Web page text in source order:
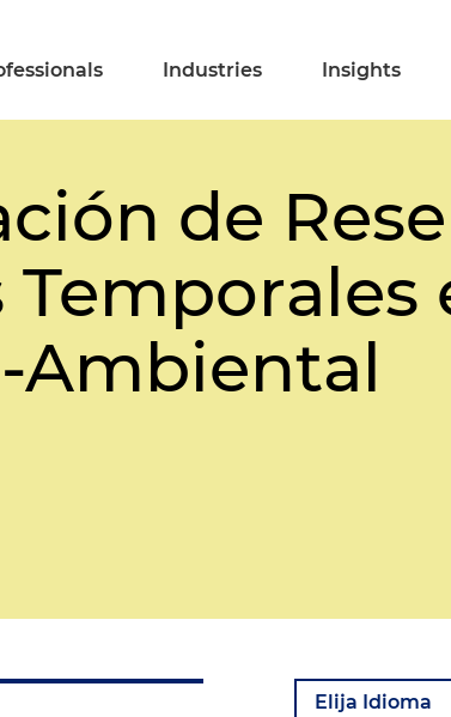
Industries Insights
de
Ambiental